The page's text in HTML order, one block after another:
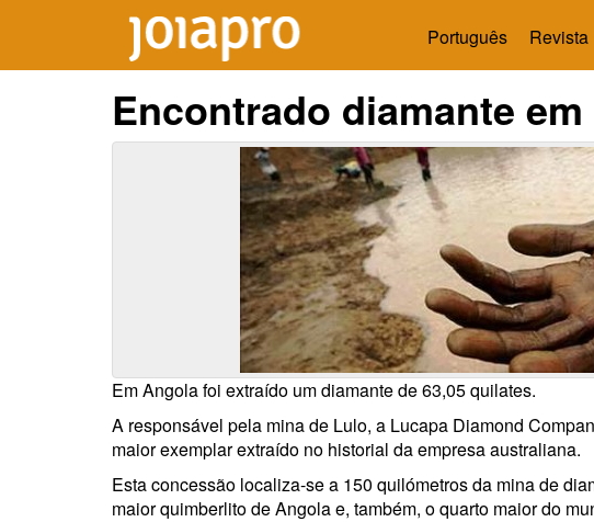
Português Revista
Encontrado diamante
Em Angola foi extraído um diamante de 63,05 quilates.
A responsável pela mina de Lulo, a Lucapa Diamond
maior exemplar extraído no historial da empresa australiana.
Esta concessão localiza-se a 150 quilómetros da mina de
maior quimberlito de Angola e, também, o quarto maior do